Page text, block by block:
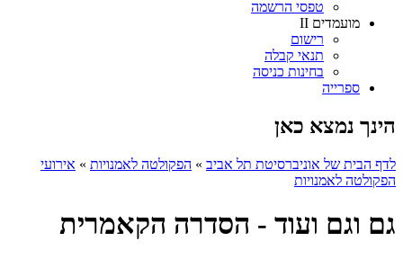
טפסי הרשמה
מועמדים II
רישום
תנאי קבלה
בחינות כניסה
ספרייה
הינך נמצא כאן
לדף הבית של אוניברסיטת תל אביב » הפקולטה לאמנויות » אירועי
הפקולטה לאמנויות
גם וגם ועוד - הסדרה הקאמרית